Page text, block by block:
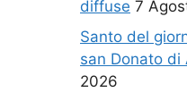
diffuse 7
Santo del
san Donato di
2026